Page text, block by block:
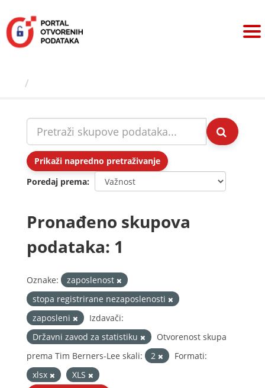
sadržaj
Prikaži napredno pretraživanje
Poredaj prema
Pronađeno skupova
podataka: 1
Oznake:
zaposlenost
stopa registrirane nezaposlenosti
zaposleni
Izdavači:
Državni zavod za statistiku
Otvorenost skupa
prema Tim Berners-Lee skali:
2
Formati:
xlsx
XLS